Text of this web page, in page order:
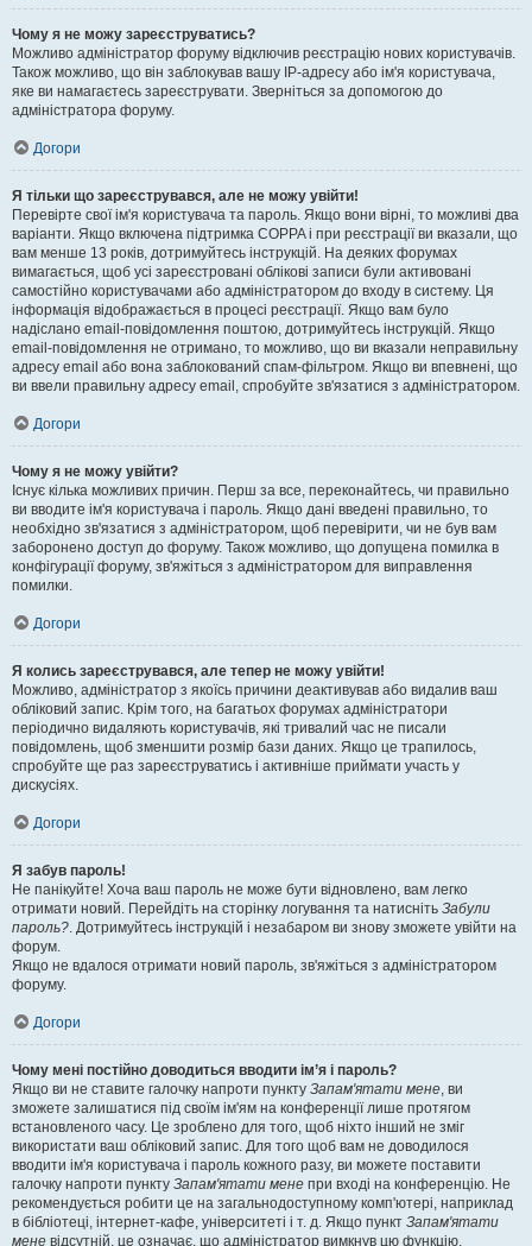
Чому я не можу зареєструватись?
Можливо адміністратор форуму відключив реєстрацію нових користувачів.
Також можливо, що він заблокував вашу IP-адресу або ім'я користувача,
яке ви намагаєтесь зареєструвати. Зверніться за допомогою до
адміністратора форуму.
Догори
Я тільки що зареєструвався, але не можу увійти!
Перевірте свої ім'я користувача та пароль. Якщо вони вірні, то можливі два
варіанти. Якщо включена підтримка COPPA і при реєстрації ви вказали, що
вам менше 13 років, дотримуйтесь інструкцій. На деяких форумах
вимагається, щоб усі зареєстровані облікові записи були активовані
самостійно користувачами або адміністратором до входу в систему. Ця
інформація відображається в процесі реєстрації. Якщо вам було
надіслано email-повідомлення поштою, дотримуйтесь інструкцій. Якщо
email-повідомлення не отримано, то можливо, що ви вказали неправильну
адресу email або вона заблокований спам-фільтром. Якщо ви впевнені, що
ви ввели правильну адресу email, спробуйте зв'язатися з адміністратором.
Догори
Чому я не можу увійти?
Існує кілька можливих причин. Перш за все, переконайтесь, чи правильно
ви вводите ім'я користувача і пароль. Якщо дані введені правильно, то
необхідно зв'язатися з адміністратором, щоб перевірити, чи не був вам
заборонено доступ до форуму. Також можливо, що допущена помилка в
конфігурації форуму, зв'яжіться з адміністратором для виправлення
помилки.
Догори
Я колись зареєструвався, але тепер не можу увійти!
Можливо, адміністратор з якоїсь причини деактивував або видалив ваш
обліковий запис. Крім того, на багатьох форумах адміністратори
періодично видаляють користувачів, які тривалий час не писали
повідомлень, щоб зменшити розмір бази даних. Якщо це трапилось,
спробуйте ще раз зареєструватись і активніше приймати участь у
дискусіях.
Догори
Я забув пароль!
Не панікуйте! Хоча ваш пароль не може бути відновлено, вам легко
отримати новий. Перейдіть на сторінку логування та натисніть Забули
пароль?. Дотримуйтесь інструкцій і незабаром ви знову зможете увійти на
форум.
Якщо не вдалося отримати новий пароль, зв'яжіться з адміністратором
форуму.
Догори
Чому мені постійно доводиться вводити ім’я і пароль?
Якщо ви не ставите галочку напроти пункту Запам'ятати мене, ви
зможете залишатися під своїм ім'ям на конференції лише протягом
встановленого часу. Це зроблено для того, щоб ніхто інший не зміг
використати ваш обліковий запис. Для того щоб вам не доводилося
вводити ім'я користувача і пароль кожного разу, ви можете поставити
галочку напроти пункту Запам'ятати мене при вході на конференцію. Не
рекомендується робити це на загальнодоступному комп'ютері, наприклад
в бібліотеці, інтернет-кафе, університеті і т. д. Якщо пункт Запам'ятати
мене відсутній, це означає, що адміністратор вимкнув цю функцію.